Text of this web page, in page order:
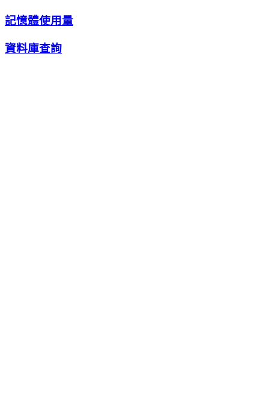
記憶體使用量
資料庫查詢